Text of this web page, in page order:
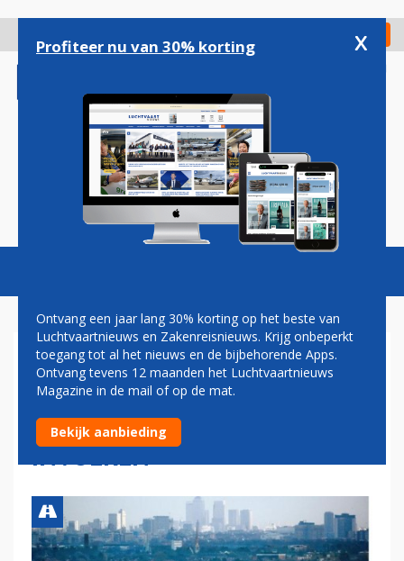
gaan
Check in
Magazine Podcasts Vacatures
UK WIL ELEKTRONISCHE
REISAUTORISATIE OOK VOOR
TRANSITPASSAGIERS
INVOEREN
Profiteer nu van 30% korting x
Ontvang een jaar lang 30% korting op het beste van
Luchtvaartnieuws en Zakenreisnieuws. Krijg onbeperkt
toegang tot al het nieuws en de bijbehorende Apps.
Ontvang tevens 12 maanden het Luchtvaartnieuws
Magazine in de mail of op de mat.
Bekijk aanbieding